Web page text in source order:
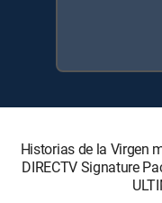
Historias de la Virgen
DIRECTV Signature